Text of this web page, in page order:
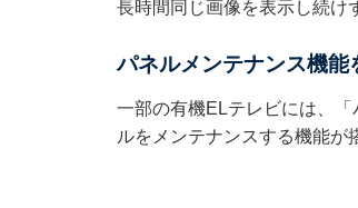
長時間同じ画像を表示し続け
パネルメンテナンス機能
一部の有機ELテレビには、
ルをメンテナンスする機能が